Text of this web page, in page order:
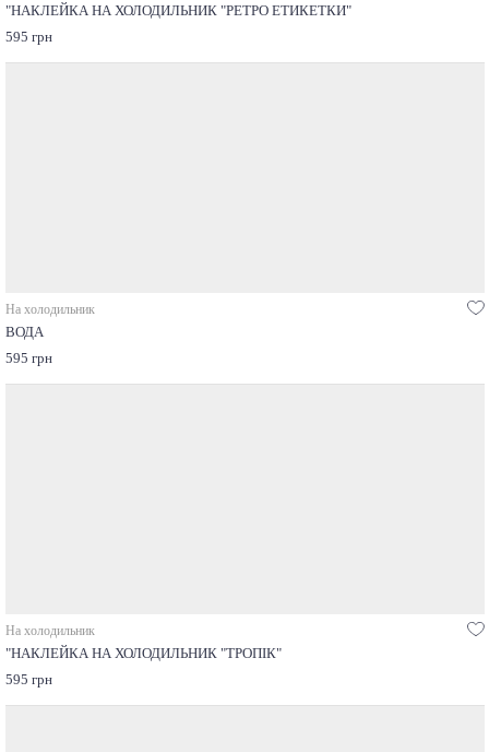
"НАКЛЕЙКА НА ХОЛОДИЛЬНИК "РЕТРО ЕТИКЕТКИ"
595 грн
На холодильник
ВОДА
595 грн
На холодильник
"НАКЛЕЙКА НА ХОЛОДИЛЬНИК "ТРОПІК"
595 грн